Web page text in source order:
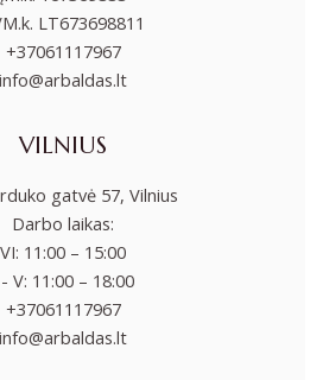
LT673698811
+37061117967
info@arbaldas.lt
VILNIUS
gatvė 57, Vilnius
Darbo laikas:
VI: 11:00 – 15:00
V: 11:00 – 18:00
+37061117967
info@arbaldas.lt